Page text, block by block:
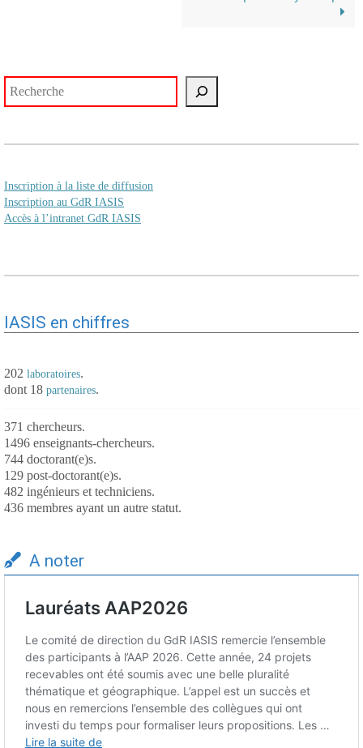
Inscription à la liste de diffusion
Inscription au GdR IASIS
Accès à l’intranet GdR IASIS
IASIS en chiffres
202 laboratoires.
dont 18 partenaires.
371 chercheurs.
1496 enseignants-chercheurs.
744 doctorant(e)s.
129 post-doctorant(e)s.
482 ingénieurs et techniciens.
436 membres ayant un autre statut.
A noter